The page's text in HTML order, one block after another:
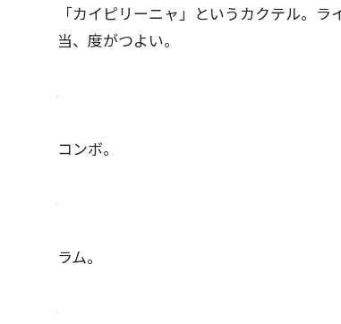
「カイピリーニャ」というカクテル。
当、度がつよい。
コンボ。
ラム。